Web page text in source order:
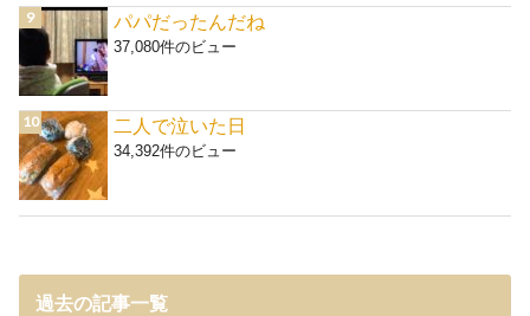
パパだったんだね
37,080件のビュー
二人で泣いた日
34,392件のビュー
過去の記事一覧